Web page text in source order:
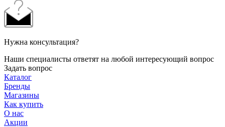
Нужна консультация?
Наши специалисты ответят на любой интересующий вопрос
Задать вопрос
Каталог
Бренды
Магазины
Как купить
О нас
Акции